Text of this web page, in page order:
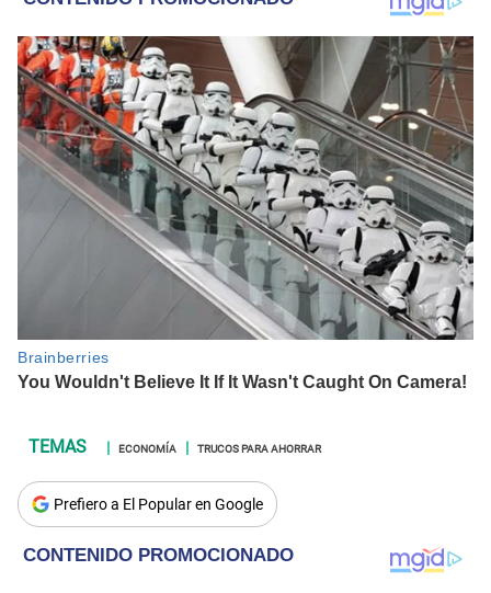
ECONOMÍA TRUCOS PARA AHORRAR
Prefiero a El Popular en Google